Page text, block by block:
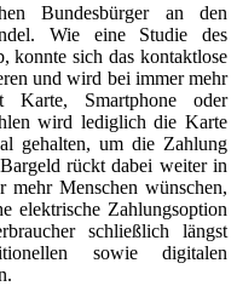
Bundesbürger an den
Wie eine Studie des
konnte sich das kontaktlose
und wird bei immer mehr
Karte, Smartphone oder
wird lediglich die Karte
gehalten, um die Zahlung
rückt dabei weiter in
Menschen wünschen,
elektrische Zahlungsoption
schließlich längst
sowie digitalen